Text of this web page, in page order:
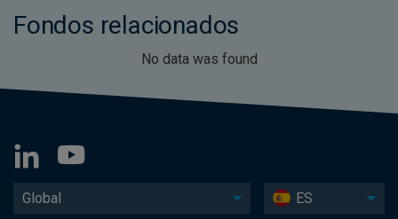
Fondos relacionados
No data was found
Global ES